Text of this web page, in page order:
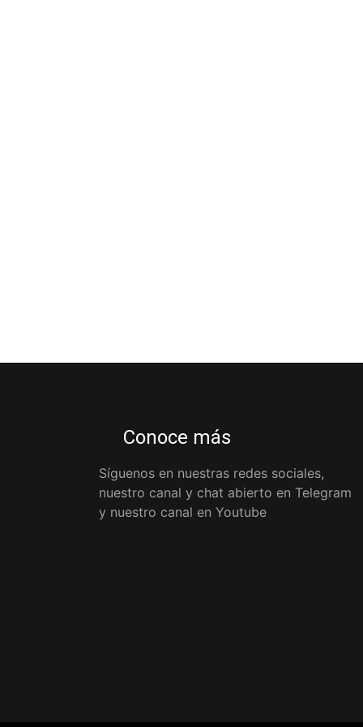
Conoce más
Síguenos en nuestras redes sociales,
nuestro canal y chat abierto en Telegram
y nuestro canal en Youtube